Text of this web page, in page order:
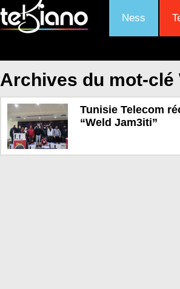
Ness
Archives du mot-clé
Tunisie Telecom
“Weld Jam3iti”